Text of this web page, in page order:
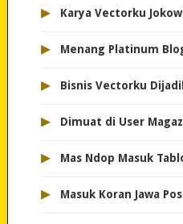
▸ Karya Vectorku
▸ Menang Platinum
▸ Bisnis Vectorku
▸ Dimuat di User
▸ Mas Ndop Masuk
▸ Masuk Koran Jawa